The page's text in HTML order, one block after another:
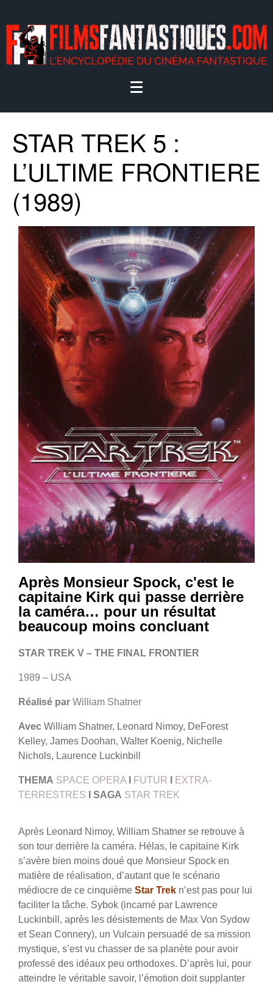
STAR TREK 5 :
L’ULTIME FRONTIERE
(1989)
Après Monsieur Spock, c'est le
capitaine Kirk qui passe derrière
la caméra… pour un résultat
beaucoup moins concluant
STAR TREK V – THE FINAL FRONTIER
1989 – USA
Réalisé par William Shatner
Avec William Shatner, Leonard Nimoy, DeForest
Kelley, James Doohan, Walter Koenig, Nichelle
Nichols, Laurence Luckinbill
THEMA SPACE OPERA FUTUR
EXTRA-
TERRESTRES
SAGA STAR TREK
Après Leonard Nimoy, William Shatner se retrouve à
son tour derrière la caméra. Hélas, le capitaine Kirk
s’avère bien moins doué que Monsieur Spock en
matière de réalisation, d’autant que le scénario
médiocre de ce cinquième Star Trek n’est pas pour lui
faciliter la tâche. Sybok (incarné par Lawrence
Luckinbill, après les désistements de Max Von Sydow
et Sean Connery), un Vulcain persuadé de sa mission
mystique, s’est vu chasser de sa planète pour avoir
professé des idéaux peu orthodoxes. D’après lui, pour
atteindre le véritable savoir, l’émotion doit supplanter